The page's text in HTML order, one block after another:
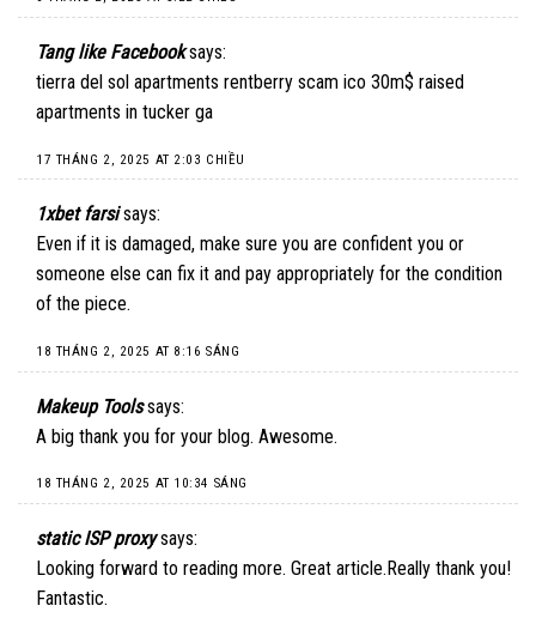
Tang like Facebook says:
tierra del sol apartments rentberry scam ico 30m$ raised
apartments in tucker ga
17 THÁNG 2, 2025 AT 2:03 CHIỀU
1xbet farsi says:
Even if it is damaged, make sure you are confident you or
someone else can fix it and pay appropriately for the condition
of the piece.
18 THÁNG 2, 2025 AT 8:16 SÁNG
Makeup Tools says:
A big thank you for your blog. Awesome.
18 THÁNG 2, 2025 AT 10:34 SÁNG
static ISP proxy says:
Looking forward to reading more. Great article.Really thank you!
Fantastic.